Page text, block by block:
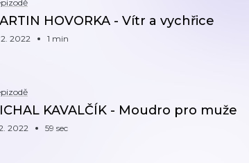
HOVORKA - Vítr a vychřice
2022 1 min
KAVALČÍK - Moudro pro muže
2022 59 sec